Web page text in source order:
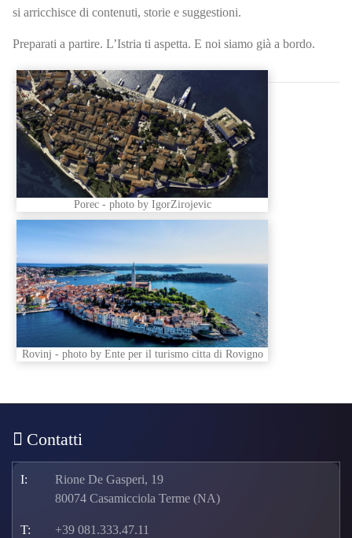
si arricchisce di contenuti, storie e suggestioni.
Preparati a partire. L’Istria ti aspetta. E noi siamo già a bordo.
Porec - photo by IgorZirojevic
Rovinj - photo by Ente per il turismo citta di Rovigno
Contatti
I:
Rione De Gasperi, 19
80074 Casamicciola Terme (NA)
T: +39 081.333.47.11